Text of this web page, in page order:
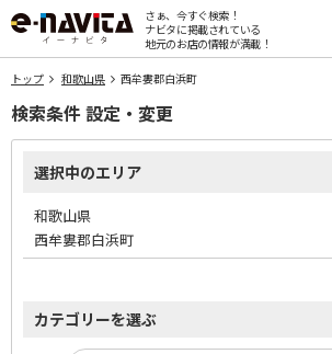
さぁ、今すぐ検索！
ナビタに掲載されている
地元のお店の情報が満載！
トップ 和歌山県 西牟婁郡白浜町
検索条件 設定・変更
選択中のエリア
和歌山県
西牟婁郡白浜町
カテゴリーを選ぶ